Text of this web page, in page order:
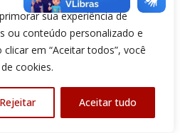
sua experiência de
ou conteúdo personalizado e
em “Aceitar todos”, você
cookies.
Rejeitar Aceitar tudo